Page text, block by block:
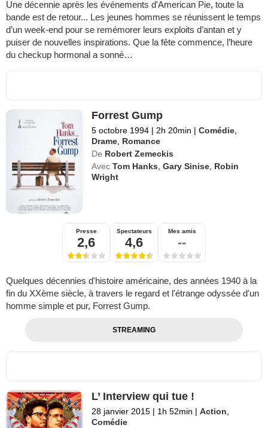
Une décennie après les événements d'American Pie, toute la
bande est de retour... Les jeunes hommes se réunissent le temps
d’un week-end pour se remémorer leurs exploits d’antan et y
puiser de nouvelles inspirations. Que la fête commence, l’heure
du checkup hormonal a sonné…
Forrest Gump
5 octobre 1994 | 2h 20min | Comédie,
Drame, Romance
De Robert Zemeckis
Avec Tom Hanks,Gary Sinise, Robin
Wright
Presse
2,6
Spectateurs
4,6
Mes amis
--
Quelques décennies d'histoire américaine, des années 1940 à la
fin du XXème siècle, à travers le regard et l'étrange odyssée d'un
homme simple et pur, Forrest Gump.
STREAMING
L’ Interview qui tue !
28 janvier 2015 | 1h 52min | Action
Comédie